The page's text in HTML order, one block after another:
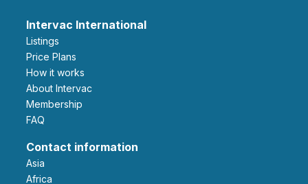
Intervac International
Listings
Price Plans
How it works
About Intervac
Membership
FAQ
Contact information
Asia
Africa